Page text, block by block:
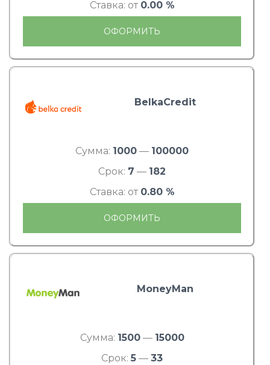
Ставка: от 0.00 %
ОФОРМИТЬ
BelkaCredit
Сумма: 1000 — 100000
Срок: 7 — 182
Ставка: от 0.80 %
ОФОРМИТЬ
MoneyMan
Сумма: 1500— 15000
Срок: 5 — 33